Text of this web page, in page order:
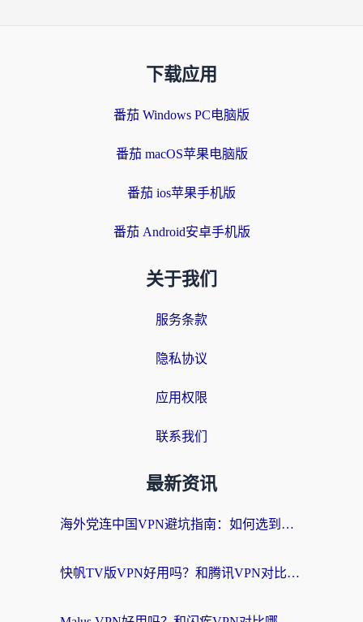
下载应用
番茄 Windows PC电脑版
番茄 macOS苹果电脑版
番茄 ios苹果手机版
番茄 Android安卓手机版
关于我们
服务条款
隐私协议
应用权限
联系我们
最新资讯
海外党连中国VPN避坑指南：如何选到真正能无缝刷国内资源的加速器？
快帆TV版VPN好用吗？和腾讯VPN对比哪个回国效果更好？海外党必看的真实体验指南